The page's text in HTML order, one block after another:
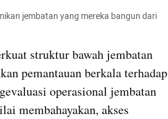
jembatan yang mereka bangun dari
struktur bawah jembatan
pemantauan berkala terhadap
operasional jembatan
membahayakan, akses